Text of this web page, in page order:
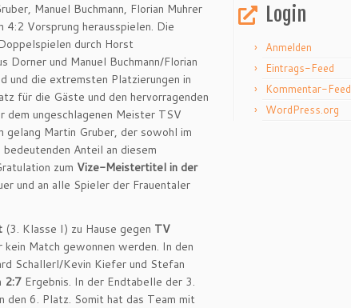
Manuel Buchmann, Florian Muhrer
Vorsprung herausspielen. Die
durch Horst
Dorner und Manuel Buchmann/Florian
und die extremsten Platzierungen in
für die Gäste und den hervorragenden
dem ungeschlagenen Meister TSV
gelang Martin Gruber, der sowohl im
Anteil an diesem
zum Vize-Meistertitel in der
und an alle Spieler der Frauentaler
(3. Klasse I) zu Hause gegen TV
Match gewonnen werden. In den
Schallerl/Kevin Kiefer und Stefan
2:7 Ergebnis. In der Endtabelle der 3.
6. Platz. Somit hat das Team mit
Login
Anmelden
Eintrags-Feed
Kommentar-Feed
WordPress.org